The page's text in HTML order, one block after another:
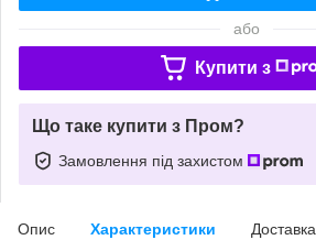
або
Купити з
Що таке купити з Пром?
Замовлення під захистом
Опис Характеристики Доставка